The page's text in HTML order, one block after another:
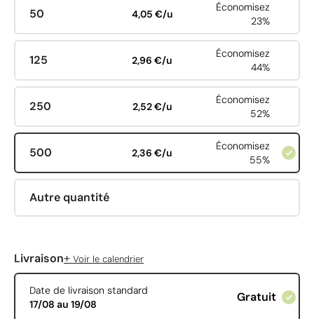
50 4,05 €/u
Économisez
23%
125 2,96 €/u
Économisez
44%
250 2,52 €/u
Économisez
52%
500 2,36 €/u
Économisez
55%
Autre quantité
Livraison+ Voir le calendrier
Date de livraison standard
17/08 au 19/08
Gratuit